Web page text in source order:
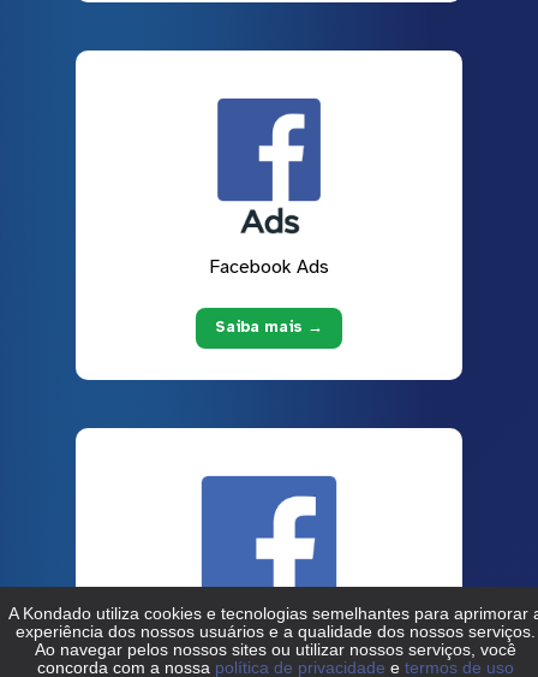
Facebook Ads
Saiba mais →
Facebook